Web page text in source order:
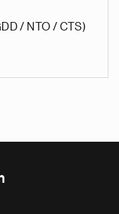
/ NTO / CTS)